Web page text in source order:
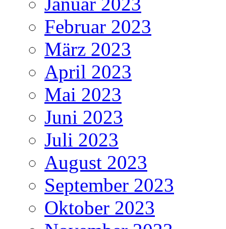
Februar 2023
März 2023
April 2023
Mai 2023
Juni 2023
Juli 2023
August 2023
September 2023
Oktober 2023